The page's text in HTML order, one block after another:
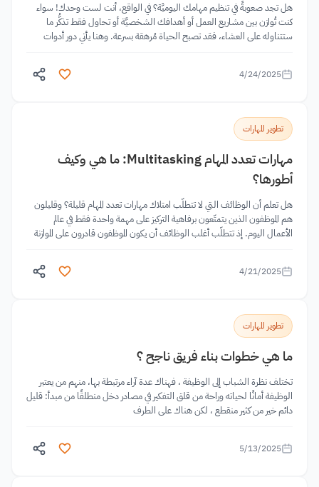
هل تجد صعوبةً في تنظيم مهامك اليوميَّة؟ في الواقع، أنت لست وحدك! سواء
كنت تُوازن بين مشاريع العمل أو أهدافك الشخصيَّة أو تحاول فقط تذكُّر ما
ستتناوله على العشاء، فقد تصبح الحياة مُرهقة بسرعة. وهنا يأتي دور أدوات
4/24/2025
تطوير المهارات
مهارات تعدد المهام Multitasking: ما هي وكيف
أطورها؟
هل تعلم أن الوظائف التي لا تتطلّب امتلاك مهارات تعدد المهام قليلة؟ وقليلون
هم الموظفون الذين يتمتّعون برفاهية التركيز على مهمة واحدة فقط في عالم
الأعمال اليوم. إذ تتطلّب أغلب الوظائف أن يكون الموظفون قادرون على الموازنة
4/21/2025
تطوير المهارات
ما هي خطوات بناء فريق ناجح ؟
تختلف نظرة الشباب إلى الوظيفة ، فهناك عدة آراء مرتبطة بها، منهم من يعتبر
الوظيفة أمانًا لحياته وراحة من قلق التفكير في مصادر دخل منطلقًا من مبدأ: قليل
دائم خير من كثير منقطع ، لكن هناك على الطرف
5/13/2025